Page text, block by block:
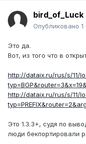
bird_of_Luck
Опубликовано 1
Это да.
Вот, из того что в
http://dataix.ru/rus/s/11/
http://dataix.ru/rus/s/11/
Это 1.3.3+, судя по
люди бекпортировали